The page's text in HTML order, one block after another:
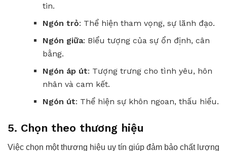
tin.
Ngón trỏ: Thể hiện tham vọng, sự lãnh đạo.
Ngón giữa: Biểu tượng của sự ổn định, cân
bằng.
Ngón áp út: Tượng trưng cho tình yêu, hôn
nhân và cam kết.
Ngón út: Thể hiện sự khôn ngoan, thấu hiểu.
5. Chọn theo thương hiệu
Việc chọn một thương hiệu uy tín giúp đảm bảo chất lượng